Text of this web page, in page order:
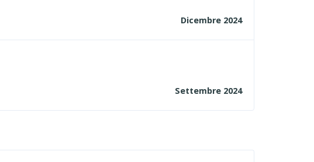
Dicembre 2024
Settembre 2024